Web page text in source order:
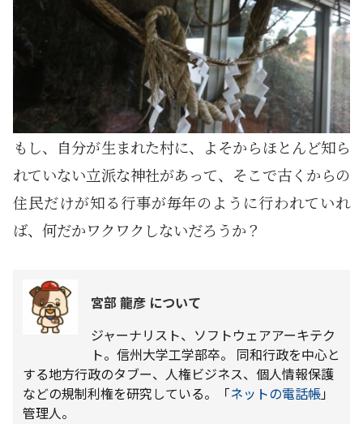
もし、自分が生まれた村に、よそからほとんど知ら
れていない立派な神社があって、そこで古くからの
住民だけが知る行事が毎年のように行われていれ
ば、何だかワクワクしないだろうか？
宮部 龍彦 について
ジャーナリスト、ソフトウェアアーキテク
ト。信州大学工学部卒。 同和行政を中心と
する地方行政のタブー、人権ビジネス、個人情報保護
などの規制利権を研究している。「ネットの電話帳」
管理人。